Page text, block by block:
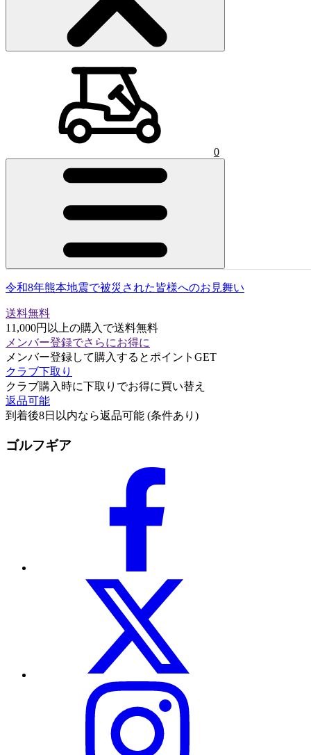
ショッピングカート 0)
0
令和8年熊本地震で被災された皆様へのお見舞い
送料無料
11,000円以上の購入で送料無料
メンバー登録でさらにお得に
メンバー登録して購入するとポイントGET
クラブ下取り
クラブ購入時に下取りでお得に買い替え
返品可能
到着後8日以内なら返品可能 (条件あり)
ゴルフギア